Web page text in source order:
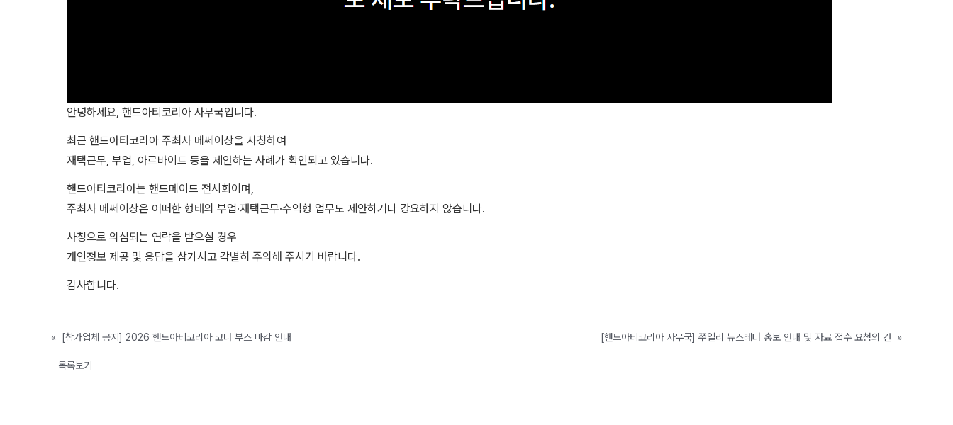
안녕하세요, 핸드아티코리아 사무국입니다.
최근 핸드아티코리아 주최사 메쎄이상을 사칭하여
재택근무, 부업, 아르바이트 등을 제안하는 사례가 확인되고 있습니다.
핸드아티코리아는 핸드메이드 전시회이며,
주최사 메쎄이상은 어떠한 형태의 부업·재택근무·수익형 업무도 제안하거나 강요하지 않습니다.
사칭으로 의심되는 연락을 받으실 경우
개인정보 제공 및 응답을 삼가시고 각별히 주의해 주시기 바랍니다.
감사합니다.
« [참가업체 공지] 2026 핸드아티코리아 코너 부스 마감 안내 [핸드아티코리아 사무국] 쭈일리 뉴스레터 홍보 안내 및 자료 접수 요청의 건 »
목록보기